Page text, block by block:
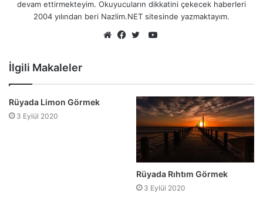
devam ettirmekteyim. Okuyucuların dikkatini çekecek haberleri
2004 yılından beri Nazlim.NET sitesinde yazmaktayım.
YouTube
İlgili Makaleler
Rüyada Limon Görmek
3 Eylül 2020
Rüyada Rıhtım Görmek
3 Eylül 2020